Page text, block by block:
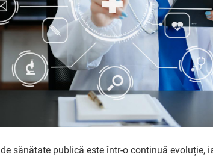
sănătate publică este într-o continuă evoluție,